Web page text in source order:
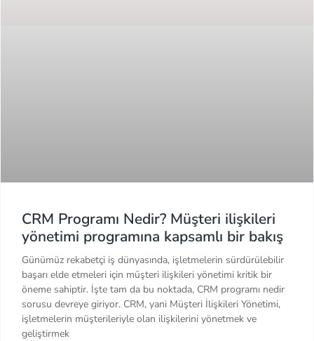
CRM Programı Nedir? Müşteri ilişkileri
yönetimi programına kapsamlı bir bakış
Günümüz rekabetçi iş dünyasında, işletmelerin sürdürülebilir
başarı elde etmeleri için müşteri ilişkileri yönetimi kritik bir
öneme sahiptir. İşte tam da bu noktada, CRM programı nedir
sorusu devreye giriyor. CRM, yani Müşteri İlişkileri Yönetimi,
işletmelerin müşterileriyle olan ilişkilerini yönetmek ve
geliştirmek